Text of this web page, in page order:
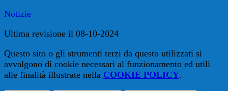
Notizie
Ultima revisione il 08-10-2024
Questo sito o gli strumenti terzi da questo utilizzati si
avvalgono di cookie necessari al funzionamento ed utili
alle finalità illustrate nella COOKIE POLICY.